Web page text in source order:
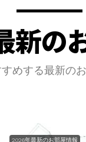
新の
めする最新の
2026年最新のお部屋情報